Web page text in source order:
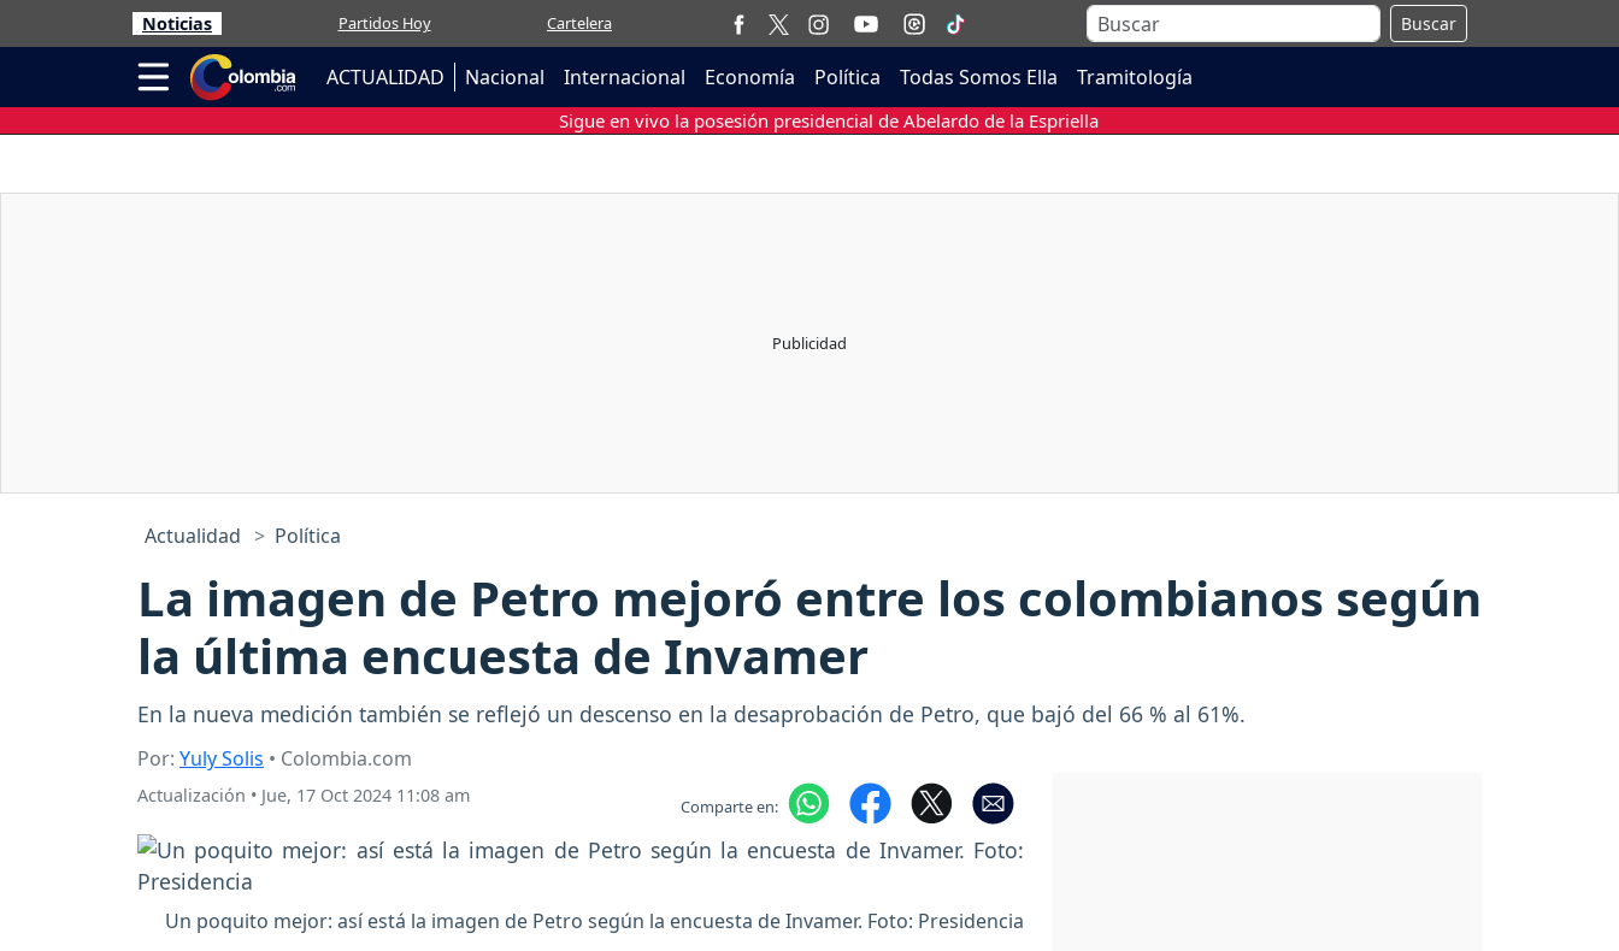
Noticias Partidos Hoy Cartelera Buscar
ACTUALIDAD Nacional Internacional Economía Política Todas Somos Ella Tramitología
Sigue en vivo la posesión presidencial de Abelardo de la Espriella
Actualidad Política
La imagen de Petro mejoró entre los colombianos según
la última encuesta de Invamer
En la nueva medición también se reflejó un descenso en la desaprobación de Petro, que bajó del 66 % al 61%.
Por: Yuly Solis • Colombia.com
Actualización • Jue, 17 Oct 2024 11:08 am Comparte en:
Un poquito mejor: así está la imagen de Petro según la encuesta de Invamer. Foto: Presidencia